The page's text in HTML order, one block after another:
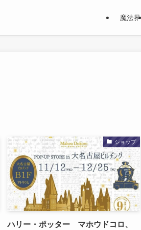
魔法界
ショップ
ハリー・ポッター マホウドコロ、